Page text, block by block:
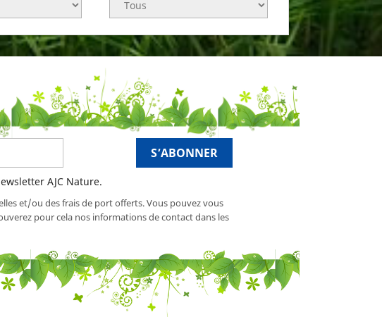
AJC Nature.
et/ou des frais de port offerts. Vous pouvez vous
pour cela nos informations de contact dans les